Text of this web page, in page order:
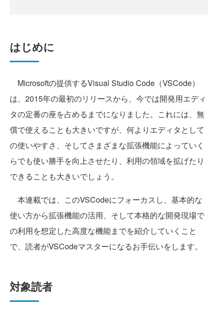
はじめに
Microsoftの提供するVisual Studio Code（VSCode）
は、2015年の最初のリリースから、今では開発用エディ
タの定番の座を占めるまでになりました。これには、無
償で使えることも大きいですが、何よりエディタとして
の使いやすさ、そしてさまざまな拡張機能によっていく
らでも使い勝手を向上させたり、利用の領域を拡げたり
できることも大きいでしょう。
本連載では、このVSCodeにフォーカスし、基本的な
使い方から拡張機能の活用、そして本格的な開発現場で
の利用を想定した高度な機能までを紹介していくこと
で、読者がVSCodeマスターになるお手伝いをします。
対象読者